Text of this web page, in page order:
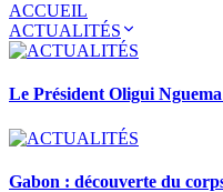
ACCUEIL
ACTUALITÉS
Le Président Oligui
Gabon : découverte du